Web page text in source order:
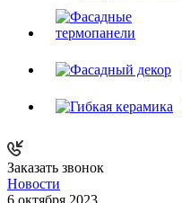
Заказать звонок
Новости
6 октября 2023